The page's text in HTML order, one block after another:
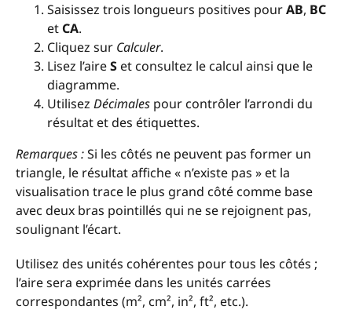
Saisissez trois longueurs positives pourAB, BC
et CA.
Cliquez sur Calculer.
Lisez l’aireS et consultez le calcul ainsi que le
diagramme.
Utilisez Décimales pour contrôler l’arrondi du
résultat et des étiquettes.
Remarques :Si les côtés ne peuvent pas former un
triangle, le résultat affiche « n’existe pas » et la
visualisation trace le plus grand côté comme base
avec deux bras pointillés qui ne se rejoignent pas,
soulignant l’écart.
Utilisez des unités cohérentes pour tous les côtés ;
l’aire sera exprimée dans les unités carrées
correspondantes (m², cm², in², ft², etc.).